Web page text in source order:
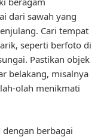
dari sawah yang
Cari tempat
seperti berfoto di
Pastikan objek
belakang, misalnya
olah menikmati
berbagai